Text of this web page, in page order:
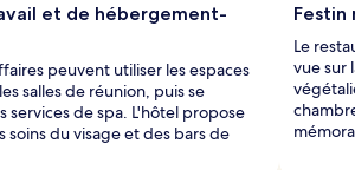
et de hébergement-
peuvent utiliser les espaces
salles de réunion, puis se
services de spa. L'hôtel propose
soins du visage et des bars de
Festin
Le
vue sur